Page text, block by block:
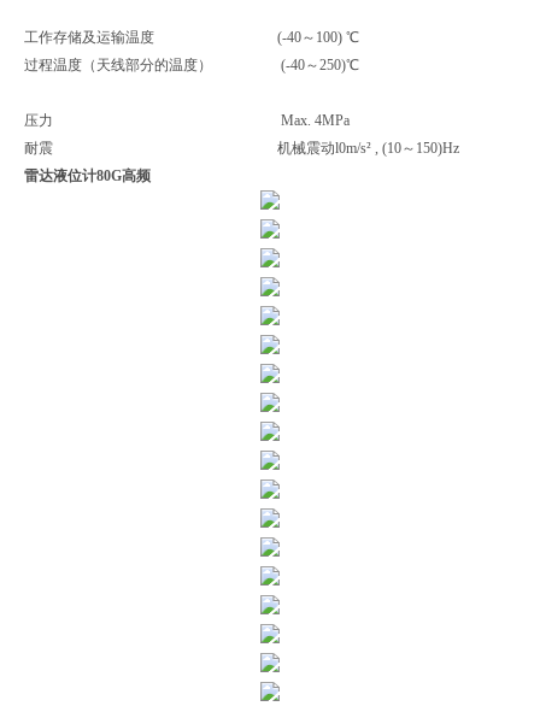
工作存储及运输温度 (-40～100) ℃
过程温度（天线部分的温度） (-40～250)℃
压力 Max. 4MPa
耐震 机械震动l0m/s² , (10～150)Hz
雷达液位计80G高频